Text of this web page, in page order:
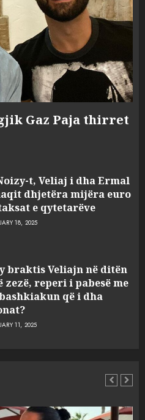
Gaz Paja thirret
t, Veliaj i dha Ermal
dhjetëra mijëra euro
e qytetarëve
18, 2025
braktis Veliajn në ditën
zezë, reperi i pabesë me
që i dha
11, 2025
“One Albania”,
u fsheh. A u vodhën
25, 2025
25, 2025